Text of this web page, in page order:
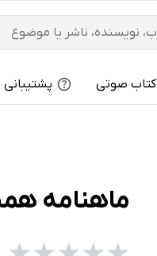
کتاب صوتی پشتیبانی
ماهنامه